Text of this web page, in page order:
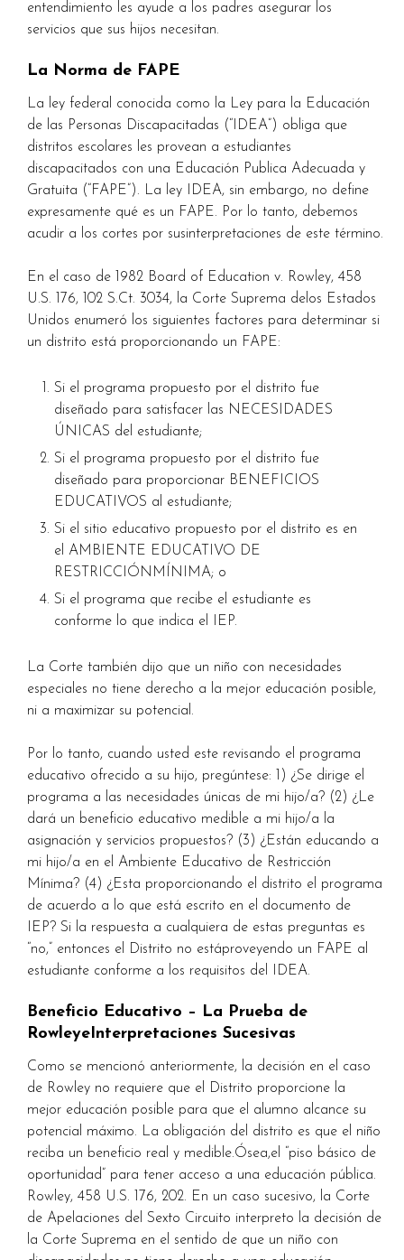
entendimiento les ayude a los padres asegurar los
servicios que sus hijos necesitan.
La Norma de FAPE
La ley federal conocida como la Ley para la Educación
de las Personas Discapacitadas (“IDEA”) obliga que
distritos escolares les provean a estudiantes
discapacitados con una Educación Publica Adecuada y
Gratuita (“FAPE”). La ley IDEA, sin embargo, no define
expresamente qué es un FAPE. Por lo tanto, debemos
acudir a los cortes por susinterpretaciones de este término.
En el caso de 1982 Board of Education v. Rowley, 458
U.S. 176, 102 S.Ct. 3034, la Corte Suprema delos Estados
Unidos enumeró los siguientes factores para determinar si
un distrito está proporcionando un FAPE:
Si el programa propuesto por el distrito fue
diseñado para satisfacer las NECESIDADES
ÚNICAS del estudiante;
Si el programa propuesto por el distrito fue
diseñado para proporcionar BENEFICIOS
EDUCATIVOS al estudiante;
Si el sitio educativo propuesto por el distrito es en
el AMBIENTE EDUCATIVO DE
RESTRICCIÓNMÍNIMA; o
Si el programa que recibe el estudiante es
conforme lo que indica el IEP.
La Corte también dijo que un niño con necesidades
especiales no tiene derecho a la mejor educación posible,
ni a maximizar su potencial.
Por lo tanto, cuando usted este revisando el programa
educativo ofrecido a su hijo, pregúntese: 1) ¿Se dirige el
programa a las necesidades únicas de mi hijo/a? (2) ¿Le
dará un beneficio educativo medible a mi hijo/a la
asignación y servicios propuestos? (3) ¿Están educando a
mi hijo/a en el Ambiente Educativo de Restricción
Mínima? (4) ¿Esta proporcionando el distrito el programa
de acuerdo a lo que está escrito en el documento de
IEP? Si la respuesta a cualquiera de estas preguntas es
“no,” entonces el Distrito no estáproveyendo un FAPE al
estudiante conforme a los requisitos del IDEA.
Beneficio Educativo – La Prueba de
RowleyeInterpretaciones Sucesivas
Como se mencionó anteriormente, la decisión en el caso
de Rowley no requiere que el Distrito proporcione la
mejor educación posible para que el alumno alcance su
potencial máximo. La obligación del distrito es que el niño
reciba un beneficio real y medible.Ósea,el “piso básico de
oportunidad” para tener acceso a una educación pública.
Rowley, 458 U.S. 176, 202. En un caso sucesivo, la Corte
de Apelaciones del Sexto Circuito interpreto la decisión de
la Corte Suprema en el sentido de que un niño con